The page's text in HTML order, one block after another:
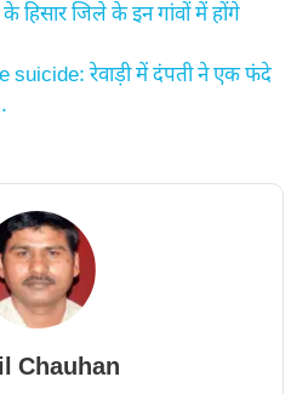
हिसार जिले के इन गांवों में होंगे
suicide: रेवाड़ी में दंपती ने एक फंदे
Chauhan